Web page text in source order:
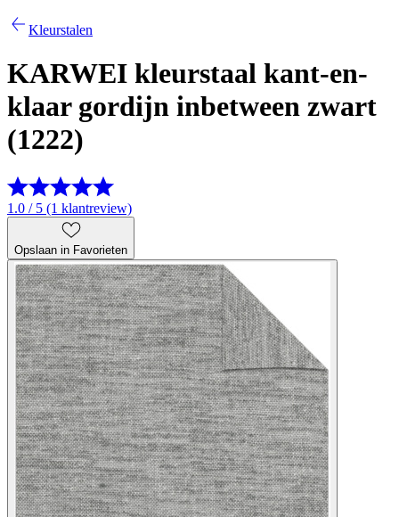
Kleurstalen
KARWEI kleurstaal kant-en-
klaar gordijn inbetween zwart
(1222)
1.0 / 5 (1 klantreview)
Opslaan in Favorieten